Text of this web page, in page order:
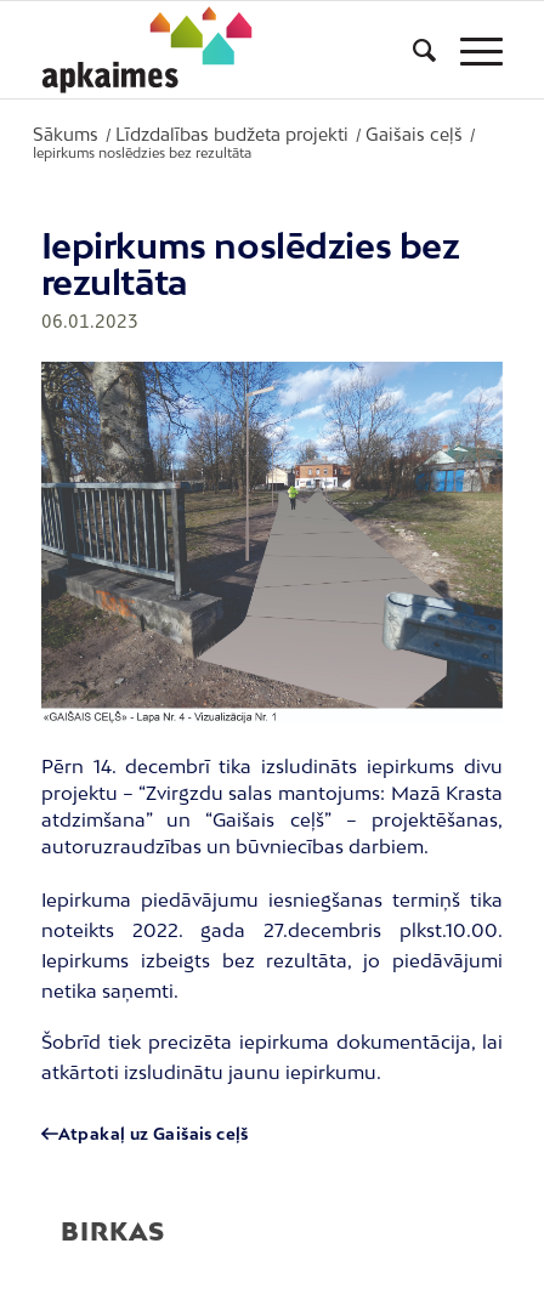
Sākums / Līdzdalības budžeta projekti / Gaišais ceļš
/
Iepirkums noslēdzies bez rezultāta
Iepirkums noslēdzies bez
rezultāta
06.01.2023
Pērn 14. decembrī tika izsludināts iepirkums divu
projektu – “Zvirgzdu salas mantojums: Mazā Krasta
atdzimšana” un “Gaišais ceļš” – projektēšanas,
autoruzraudzības un būvniecības darbiem.
Iepirkuma piedāvājumu iesniegšanas termiņš tika
noteikts 2022. gada 27.decembris plkst.10.00.
Iepirkums izbeigts bez rezultāta, jo piedāvājumi
netika saņemti.
Šobrīd tiek precizēta iepirkuma dokumentācija, lai
atkārtoti izsludinātu jaunu iepirkumu.
Atpakaļ uz Gaišais ceļš
BIRKAS